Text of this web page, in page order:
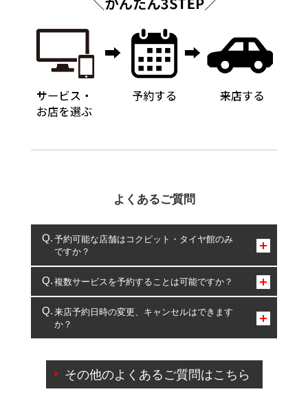
よくあるご質問
予約可能な店舗はコクピット・タイヤ館のみ
ですか？
コクピット・タイヤ館のみとなります。
複数サービスを予約することは可能ですか？
複数サービスのご予約は可能です。
一部の商品・サービスの組み合わせに限り、同時にご予約が
出来ないものもございます。
来店予約日時の変更、キャンセルはできます
か？
ご来店予約日の3営業日前を過ぎている場合のご予約
の日時変更につきましては、直接ご予約の店舗まで
その他のよくあるご質問はこちら